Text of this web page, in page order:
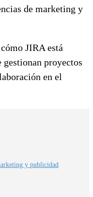
de marketing y
JIRA está
proyectos
en el
y publicidad